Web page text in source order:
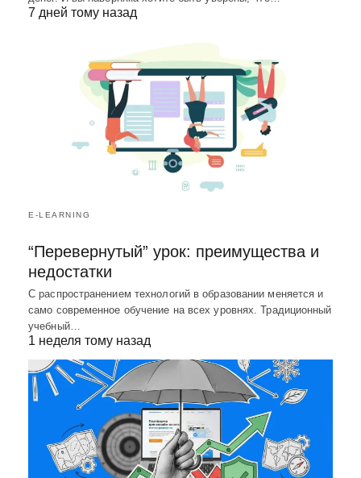
7 дней тому назад
E-LEARNING
“Перевернутый” урок: преимущества и
недостатки
С распространением технологий в образовании меняется и
само современное обучение на всех уровнях. Традиционный
учебный…
1 неделя тому назад